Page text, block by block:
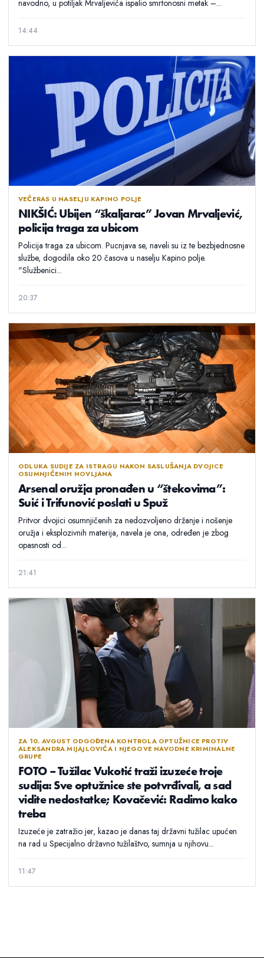
navodno, u potiljak Mrvaljevića ispalio smrtonosni metak –...
14:44
VEČERAS U NASELJU KAPINO POLJE
NIKŠIĆ: Ubijen “škaljarac” Jovan Mrvaljević,
policija traga za ubicom
Policija traga za ubicom. Pucnjava se, naveli su iz te bezbjednosne
službe, dogodila oko 20 časova u naselju Kapino polje.
"Službenici...
20:37
ODLUKA SUDIJE ZA ISTRAGU NAKON SASLUŠANJA DVOJICE
OSUMNJIČENIH NOVLJANA
Arsenal oružja pronađen u “štekovima”:
Suić i Trifunović poslati u Spuž
Pritvor dvojici osumnjičenih za nedozvoljeno držanje i nošenje
oružja i eksplozivnih materija, navela je ona, određen je zbog
opasnosti od...
21:41
ZA 10. AVGUST ODGOĐENA KONTROLA OPTUŽNICE PROTIV
ALEKSANDRA MIJAJLOVIĆA I NJEGOVE NAVODNE KRIMINALNE
GRUPE
FOTO – Tužilac Vukotić traži izuzeće troje
sudija: Sve optužnice ste potvrđivali, a sad
vidite nedostatke; Kovačević: Radimo kako
treba
Izuzeće je zatražio jer, kazao je danas taj državni tužilac upućen
na rad u Specijalno državno tužilaštvo, sumnja u njihovu...
11:47